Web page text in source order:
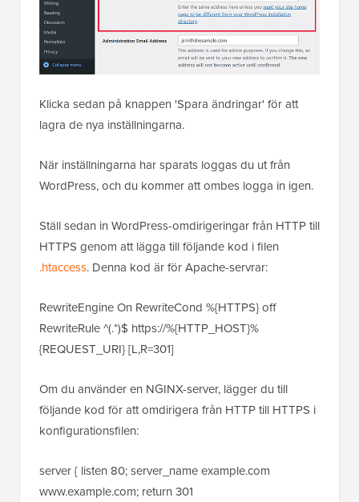
Klicka sedan på knappen 'Spara ändringar' för att
lagra de nya inställningarna.
När inställningarna har sparats loggas du ut från
WordPress, och du kommer att ombes logga in igen.
Ställ sedan in WordPress-omdirigeringar från HTTP till
HTTPS genom att lägga till följande kod i filen
.htaccess. Denna kod är för Apache-servrar:
RewriteEngine On RewriteCond %{HTTPS} off
RewriteRule ^(.*)$ https://%{HTTP_HOST}%
{REQUEST_URI} [L,R=301]
Om du använder en NGINX-server, lägger du till
följande kod för att omdirigera från HTTP till HTTPS i
konfigurationsfilen:
server { listen 80; server_name example.com
www.example.com; return 301